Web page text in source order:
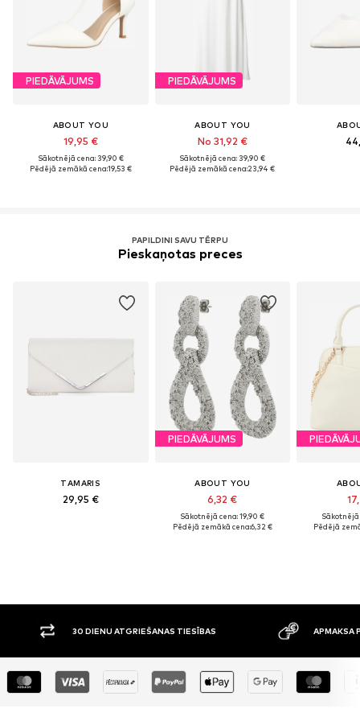
PIEDĀVĀJUMS
ABOUT YOU
19,95 €
Sākotnējā cena: 39,90 €
Pēdējā zemākā cena:19,53 €
PIEDĀVĀJUMS
ABOUT YOU
No 31,92 €
Sākotnējā cena: 39,90 €
Pēdējā zemākā cena:23,94 €
PAPILDINI SAVU TĒRPU
Pieskaņotas preces
TAMARIS
29,95 €
PIEDĀVĀJUMS
ABOUT YOU
6,32 €
Sākotnējā cena: 19,90 €
Pēdējā zemākā cena:6,32 €
Sākotnējā
Pēdējā
30 DIENU ATGRIEŠANAS TIESĪBAS APMAKSA